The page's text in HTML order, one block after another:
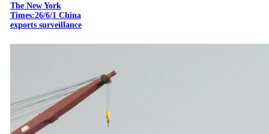
The New York
Times:26/6/1 China
exports surveillance